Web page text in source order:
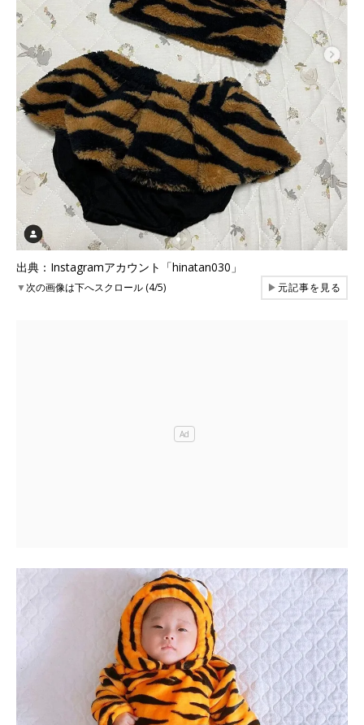
出典：Instagramアカウント「hinatan030」
▼次の画像は下へスクロール (4/5) ▶元記事を見る